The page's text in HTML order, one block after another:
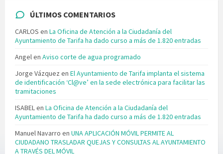
ÚLTIMOS COMENTARIOS
CARLOS en La Oficina de Atención a la Ciudadanía del
Ayuntamiento de Tarifa ha dado curso a más de 1.820 entradas
Angelen Aviso corte de agua programado
Jorge Vázquez en El Ayuntamiento de Tarifa implanta el sistema
de identificación ‘Cl@ve’ en la sede electrónica para facilitar las
tramitaciones
ISABELen La Oficina de Atención a la Ciudadanía del
Ayuntamiento de Tarifa ha dado curso a más de 1.820 entradas
Manuel Navarro en UNA APLICACIÓN MÓVIL PERMITE AL
CIUDADANO TRASLADAR QUEJAS Y CONSULTAS AL AYUNTAMIENTO
A TRAVÉS DEL MÓVIL